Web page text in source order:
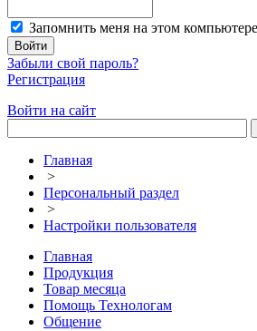
Запомнить меня на этом компьютере
Забыли свой пароль?
Регистрация
Войти на сайт
Главная
>
Персональный раздел
>
Настройки пользователя
Главная
Продукция
Товар месяца
Помощь Технологам
Общение